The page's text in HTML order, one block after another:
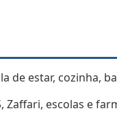
estar, cozinha,
Zaffari, escolas e